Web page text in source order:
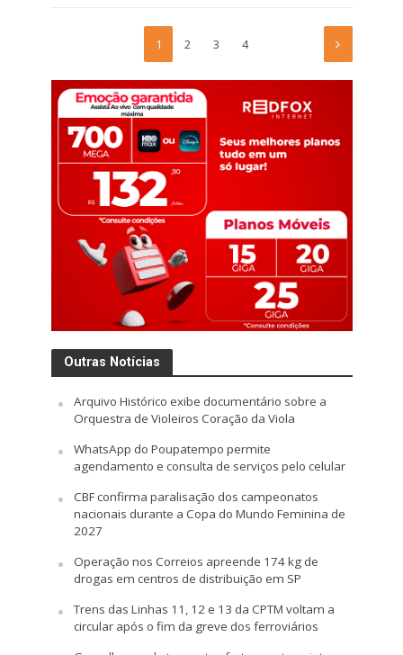
1 2 3 4
Outras Notícias
Arquivo Histórico exibe documentário sobre a
Orquestra de Violeiros Coração da Viola
WhatsApp do Poupatempo permite
agendamento e consulta de serviços pelo celular
CBF confirma paralisação dos campeonatos
nacionais durante a Copa do Mundo Feminina de
2027
Operação nos Correios apreende 174 kg de
drogas em centros de distribuição em SP
Trens das Linhas 11, 12 e 13 da CPTM voltam a
circular após o fim da greve dos ferroviários